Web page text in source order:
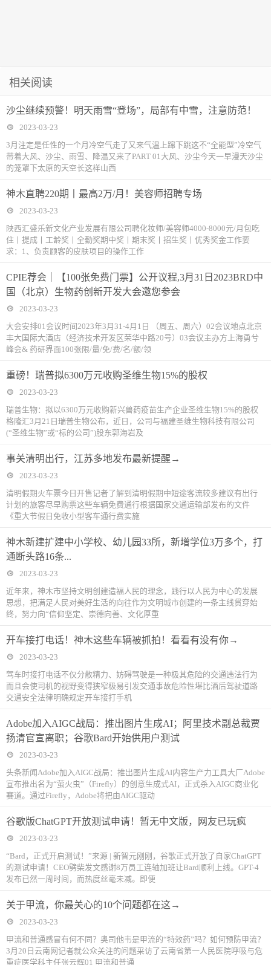
相关阅读
沙尘继续预警！明天雨雪“登场”，局部有中雪，注意防范！
2023-03-23
3月注定是任性的一个月冷空气走了又来气温上蹿下跳这不“全能型”冷空气
带着大风、沙尘、雨雪、降温又来了PART 01大风、沙尘今天一早漫天沙尘
的笼罩下太原的天空长这样山西
神木直聘220期丨最高2万/月！美容师招聘专场
2023-03-23
陕西汇盛乐新文化产业发展有限公司聘化妆师/美容师4000-8000元/月包吃
住丨提成丨工龄奖丨全勤奖期中奖丨期末奖丨招生奖丨优秀奖金工作要
求：1、负责顾客的皮肤项目的操作工作
CPIE荐会｜【100张免费门票】公开议程,3月31日2023BRD中
国（北京）生物药创新开发大会邀您参会
2023-03-23
大会安排01会议时间2023年3月31-4月1日 （周五、周六）02会议地点北京
丰大国际大酒店（经济技术开发区荣华中路20号）03会议主办方上海勇兮
峰会& 药研界面100张限/量/免/费/名/额/领
重磅！瑞普拟6300万元收购圣维生物15%的股权
2023-03-23
瑞普生物：拟以6300万元收购新兴兽药疫苗生产企业圣维生物15%的股权
格隆汇3月21日瑞普生物公布，近日，公司与福建圣维生物科技有限公司
(“圣维生物”或“标的公司”)股东郭海岩及
事关清明出行，江苏多地发布最新提醒→
2023-03-23
清明假期火车票今日开售记者了解到清明假期中短途客流较多建议有出行
计划的旅客尽早购票这些车辆免费通行根据国家交通运输部发布的文件
《重大节假日免收小型客车通行费实施
神木新建扩建中小学校、幼儿园33所，新增学位3万多个，打
通断头路16条...
2023-03-23
近年来，神木市坚持文明创建造福人民的理念，践行以人民为中心的发展
思想，把满足人民对美好生活的向往作为文明城市创建的一条主线贯穿始
终，努力向“信仰坚定、崇德向善、文化厚重
开车接打电话！神木这些车辆被抓拍！看看有没有你→
2023-03-23
驾车时接打电话不仅分散精力、妨碍驾驶是一种极其危险的交通违法行为
而且会使司机的视野变得狭窄极易引发交通事故危险性堪比酒后驾驶道路
交通安全法律明确规定开车接打手机
Adobe加入AIGC战局：推出图片生成AI；阿里技术副总裁贾
扬清官宣离职；谷歌Bard开始供用户测试
2023-03-23
头条新闻Adobe加入AIGC战局：推出图片生成AI内容生产力工具大厂Adobe
宣布推出名为“萤火虫”（Firefly）的创意生成式AI，正式杀入AIGC商业化
赛道。通过Firefly，Adobe将把由AIGC驱动
谷歌版ChatGPT开放测试申请！暂无中文版，网友已玩疯
2023-03-23
“Bard，正式开启测试！”来源 | 新智元刚刚，谷歌正式开放了自家ChatGPT
的测试申请！CEO劈柴发文感谢8万员工连轴加班让Bard顺利上线。GPT-4
发布已然一周时间，而热度丝毫未减。即便
关于甲流，你最关心的10个问题都在这→
2023-03-23
甲流和普通感冒有何不同？奥司他韦是甲流的“特效药”吗？如何预防甲流？
3月20日云南网记者就公众关注的问题采访了云南省第一人民医院呼吸与危
重症医学科主任张云辉01 甲流和普通